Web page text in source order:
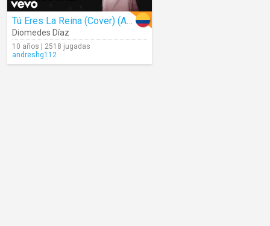
Tú Eres La Reina (Cover) (Audio)
Diomedes Díaz
10 años | 2518 jugadas
andreshg112